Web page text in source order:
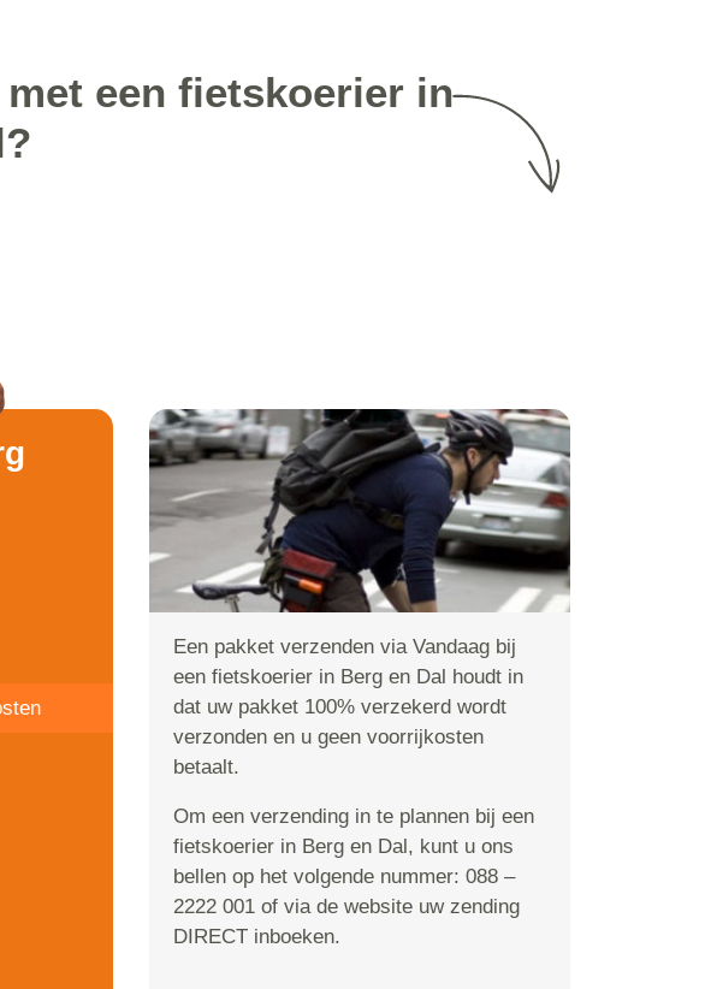
een fietskoerier in
Een pakket verzenden via Vandaag bij
een fietskoerier in Berg en Dal houdt in
dat uw pakket 100% verzekerd wordt
verzonden en u geen voorrijkosten
betaalt.
Om een verzending in te plannen bij een
fietskoerier in Berg en Dal, kunt u ons
bellen op het volgende nummer: 088 –
2222 001 of via de website uw zending
DIRECT inboeken.